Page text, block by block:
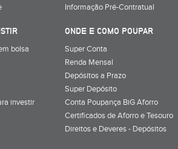
Informação Pré-Contratual
bolsa
investir
ONDE E COMO POUPAR
Super Conta
Renda Mensal
Depósitos a Prazo
Super Depósito
Conta Poupança BiG Aforro
Certificados de Aforro e Tesouro
Direitos e Deveres - Depósitos